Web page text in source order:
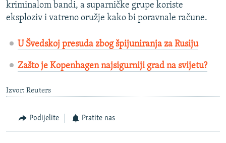
kriminalom bandi, a suparničke grupe koriste
eksploziv i vatreno oružje kako bi poravnale račune.
U Švedskoj presuda zbog špijuniranja za Rusiju
Zašto je Kopenhagen najsigurniji grad na svijetu?
Izvor: Reuters
Podijelite Pratite nas